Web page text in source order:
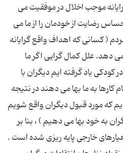
موجب اخلال در موفقیت می
رضایت از خودمان را از ما می
( كسانی كه اهداف واقع گرایانه
دهد. علل كمال گرایی اگر ما
كودكی یاد گرفته ایم دیگران با
كارها به ما بها می دهند در نتیجه
كه مورد قبول دیگران واقع شویم
به خود بها می دهیم ) ،‌ بنا بر
خارجی پایه ریزی شده است .